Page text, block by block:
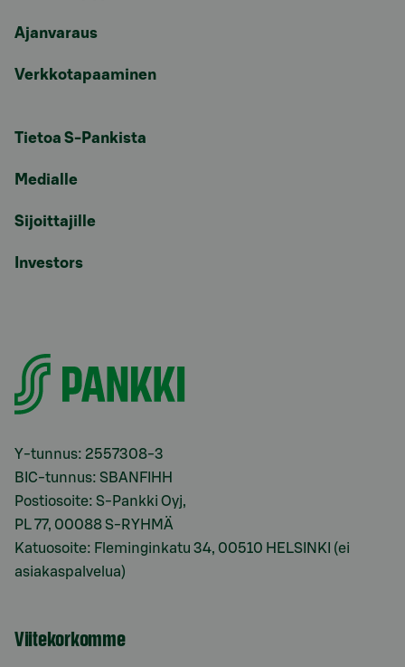
Ajanvaraus
Verkkotapaaminen
Tietoa S-Pankista
Medialle
Sijoittajille
Investors
Y-tunnus: 2557308-3
BIC-tunnus: SBANFIHH
Postiosoite: S-Pankki Oyj,
PL 77, 00088 S-RYHMÄ
Katuosoite: Fleminginkatu 34, 00510 HELSINKI (ei
asiakaspalvelua)
Viitekorkomme